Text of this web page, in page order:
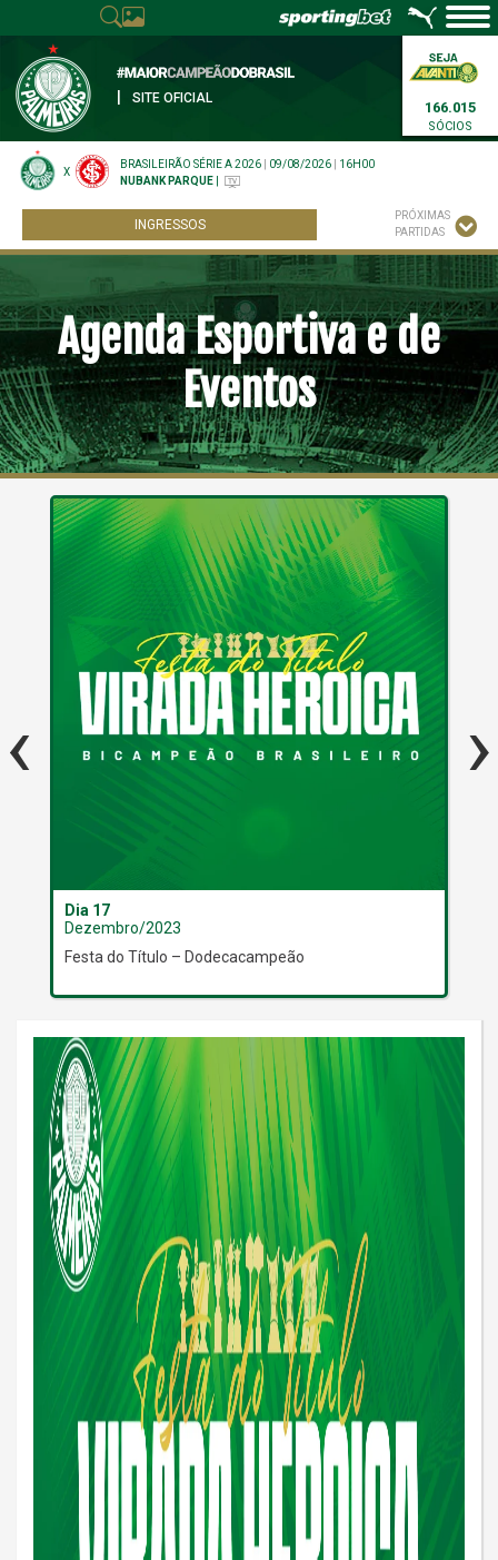
SITE OFICIAL
166.015
SÓCIOS
X
BRASILEIRÃO SÉRIE A 2026 09/08/2026
16H00
NUBANK PARQUE
INGRESSOS
PRÓXIMAS
PARTIDAS
Agenda Esportiva e de
Eventos
Dia 17
Dezembro/2023
Festa do Título – Dodecacampeão
‹ ›